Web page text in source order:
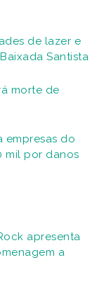
de lazer e
Santista
morte de
empresas do
mil por danos
apresenta
a